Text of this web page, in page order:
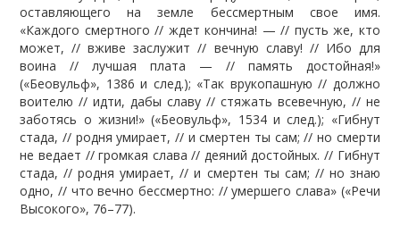
оставляющего на земле бессмертным свое имя.
«Каждого смертного // ждет кончина! — // пусть же, кто
может, // вживе заслужит // вечную славу! // Ибо для
воина // лучшая плата — // память достойная!»
(«Беовульф», 1386 и след.); «Так врукопашную // должно
воителю // идти, дабы славу // стяжать всевечную, // не
заботясь о жизни!» («Беовульф», 1534 и след.); «Гибнут
стада, // родня умирает, // и смертен ты сам; // но смерти
не ведает // громкая слава // деяний достойных. // Гибнут
стада, // родня умирает, // и смертен ты сам; // но знаю
одно, // что вечно бессмертно: // умершего слава» («Речи
Высокого», 76–77).